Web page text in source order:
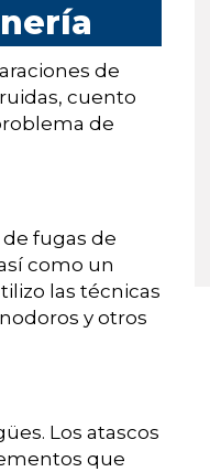
de
cuento
de
fugas de
como un
las técnicas
y otros
Los atascos
que